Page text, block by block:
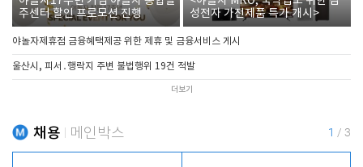
주센터 할인 프로모션 진행
성전자 가전제품 특가 개시>
야놀자제휴점 금융혜택제공 위한 제휴 및 금융서비스 게시
울산시, 피서․행락지 주변 불법행위 19건 적발
더보기
채용 메인박스 1 / 3